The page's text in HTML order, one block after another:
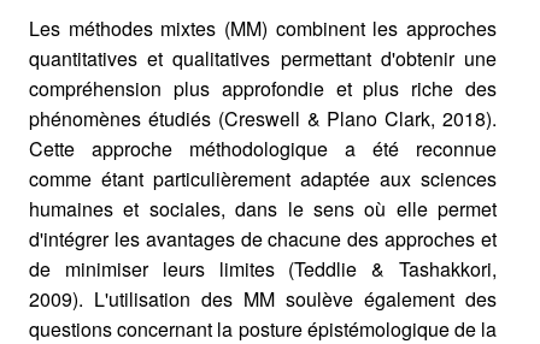
Les méthodes mixtes (MM) combinent les approches
quantitatives et qualitatives permettant d'obtenir une
compréhension plus approfondie et plus riche des
phénomènes étudiés (Creswell & Plano Clark, 2018).
Cette approche méthodologique a été reconnue
comme étant particulièrement adaptée aux sciences
humaines et sociales, dans le sens où elle permet
d'intégrer les avantages de chacune des approches et
de minimiser leurs limites (Teddlie & Tashakkori,
2009). L'utilisation des MM soulève également des
questions concernant la posture épistémologique de la